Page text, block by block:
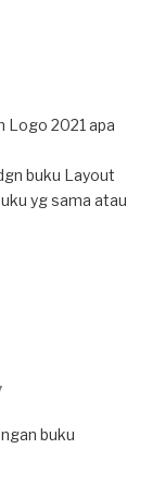
Logo 2021 apa
buku Layout
yg sama atau
buku